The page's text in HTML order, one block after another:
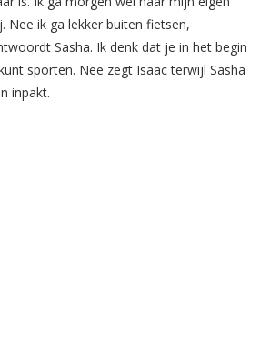
Nee ik ga lekker buiten fietsen,
Sasha. Ik denk dat je in het begin
sporten. Nee zegt Isaac terwijl Sasha
inpakt.